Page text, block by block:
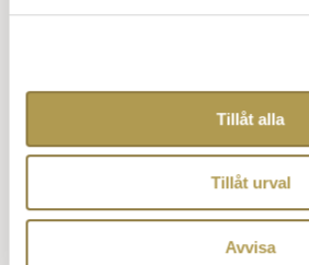
Tillåt alla
Tillåt urval
Avvisa
Calgary.
Checklista för
Det är fastställt att det
ytan vid övergång från
kontorslandskap.